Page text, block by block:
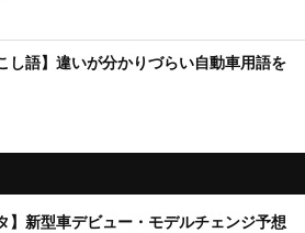
し語】違いが分かりづらい自動車用語を
】新型車デビュー・モデルチェンジ予想